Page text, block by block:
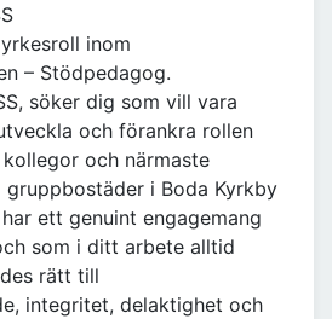
inom
– Stödpedagog.
söker dig som vill vara
och förankra rollen
och närmaste
i Boda Kyrkby
ett genuint engagemang
som i ditt arbete alltid
rätt till
integritet, delaktighet och